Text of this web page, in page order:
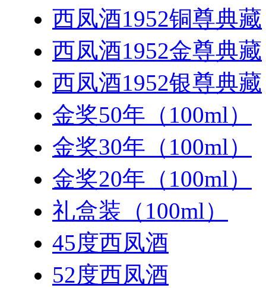
西凤酒1952铜尊典藏
西凤酒1952金尊典藏
西凤酒1952银尊典藏
金奖50年（100ml）
金奖30年（100ml）
金奖20年（100ml）
礼盒装（100ml）
45度西凤酒
52度西凤酒